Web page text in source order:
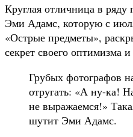
Круглая отличница в ряду
Эми Адамс, которую с
«Острые предметы»,
секрет своего оптимизма и
Грубых фотографов
отругать: «А ну-ка!
не выражаемся!»
шутит Эми Адамс.